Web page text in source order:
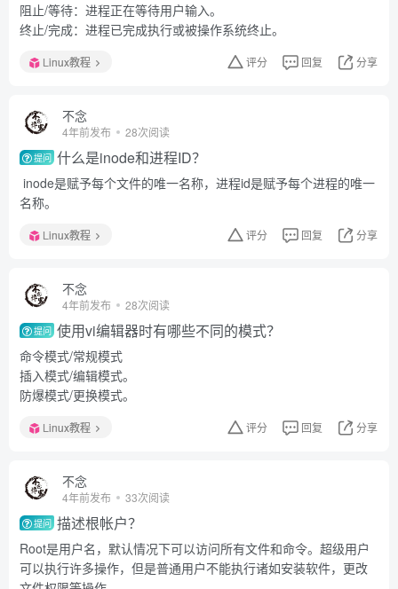
阻止/等待：进程正在等待用户输入。
终止/完成：进程已完成执行或被操作系统终止。
Linux教程 评分 回复 分享
不念
4年前发布 28次阅读
提问 什么是inode和进程ID？
inode是赋予每个文件的唯一名称，进程id是赋予每个进程的唯一
名称。
Linux教程 评分 回复 分享
不念
4年前发布 28次阅读
提问 使用vi编辑器时有哪些不同的模式？
命令模式/常规模式
插入模式/编辑模式。
防爆模式/更换模式。
Linux教程 评分 回复 分享
不念
4年前发布 33次阅读
提问 描述根帐户？
Root是用户名，默认情况下可以访问所有文件和命令。超级用户
可以执行许多操作，但是普通用户不能执行诸如安装软件，更改